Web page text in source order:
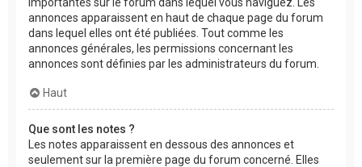
annonces apparaissent en haut de chaque page du forum
dans lequel elles ont été publiées. Tout comme les
annonces générales, les permissions concernant les
annonces sont définies par les administrateurs du forum.
Haut
Que sont les notes ?
Les notes apparaissent en dessous des annonces et
seulement sur la première page du forum concerné. Elles